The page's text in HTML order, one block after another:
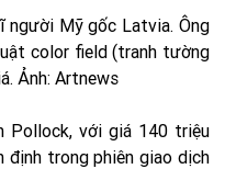
người Mỹ gốc Latvia. Ông
color field (tranh tường
Ảnh: Artnews
Pollock, với giá 140 triệu
định trong phiên giao dịch